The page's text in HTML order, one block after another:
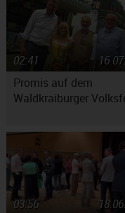
Promis auf dem
Waldkraiburger
02:41
03:56